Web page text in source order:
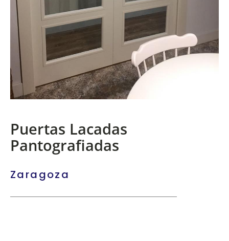
Puertas Lacadas
Pantografiadas
Zaragoza